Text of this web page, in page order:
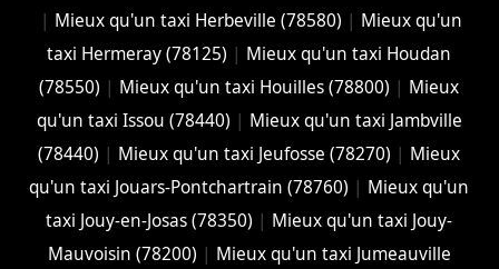
| Mieux qu'un taxi Herbeville (78580) | Mieux qu'un
taxi Hermeray (78125) | Mieux qu'un taxi Houdan
(78550) | Mieux qu'un taxi Houilles (78800) | Mieux
qu'un taxi Issou (78440) | Mieux qu'un taxi Jambville
(78440) | Mieux qu'un taxi Jeufosse (78270) | Mieux
qu'un taxi Jouars-Pontchartrain (78760) | Mieux qu'un
taxi Jouy-en-Josas (78350) | Mieux qu'un taxi Jouy-
Mauvoisin (78200) | Mieux qu'un taxi Jumeauville